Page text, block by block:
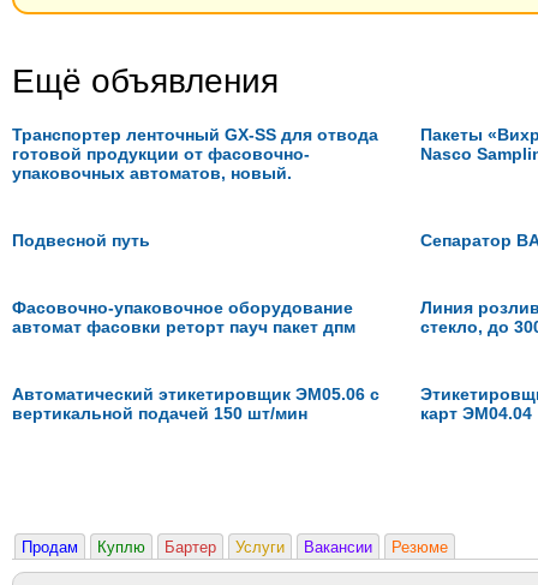
Ещё объявления
Транспортер ленточный GX-SS для отвода
готовой продукции от фасовочно-
упаковочных автоматов, новый.
Пакеты
Nasco
Подвесной путь Сепаратор
Фасовочно-упаковочное оборудование
автомат фасовки реторт пауч пакет дпм
Линия
стекло, до
Автоматический этикетировщик ЭМ05.06 с
вертикальной подачей 150 шт/мин
карт ЭМ04.04
Продам Куплю Бартер Услуги Вакансии Резюме